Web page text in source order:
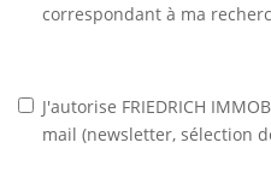
correspondant à ma
J'autorise FRIEDRICH
mail (newsletter, sélection